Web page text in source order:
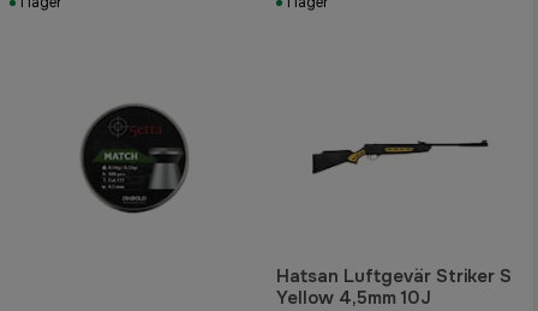
Hatsan Luftgevär Striker S
Yellow 4,5mm 10J